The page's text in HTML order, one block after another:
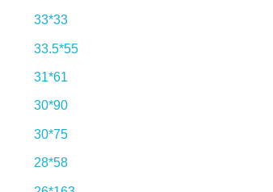
33*33
33.5*55
31*61
30*90
30*75
28*58